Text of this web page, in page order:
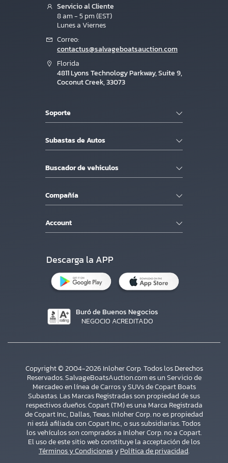
×
Servicio al Cliente
8 am - 5 pm (EST)
Lunes a Viernes
Correo:
contactus@salvageboatsauction.com
Florida
4811 Lyons Technology Parkway, Suite 9,
Coconut Creek, 33073
Soporte
Subastas de Autos
Buscador de vehiculos
Compañía
Account
Descarga la APP
Buró de Buenos Negocios
NEGOCIO ACREDITADO
Copyright © 2004-2026 Inloher Corp. Todos los Derechos
Reservados. SalvageBoatsAuction.com es un Servicio de
Mercadeo en línea de Carros y SUVs de Copart Boats
Subastas. Las Marcas Registradas son propiedad de sus
respectivos dueños. Copart (TM) es una Marca Registrada
de Copart Inc., Dallas, Texas. Inloher Corp. no es propiedad
ni está afiliada con Copart Inc., o sus subsidiarias. Todos
los vehículos son comprados a Inloher Corp. no a Copart.
El uso de este sitio web constituye la acceptación de los
Términos y CondicionesyPolítica de privacidad.